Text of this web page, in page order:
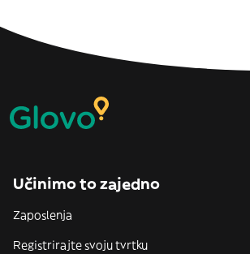
Učinimo to zajedno
Zaposlenja
Registrirajte svoju tvrtku